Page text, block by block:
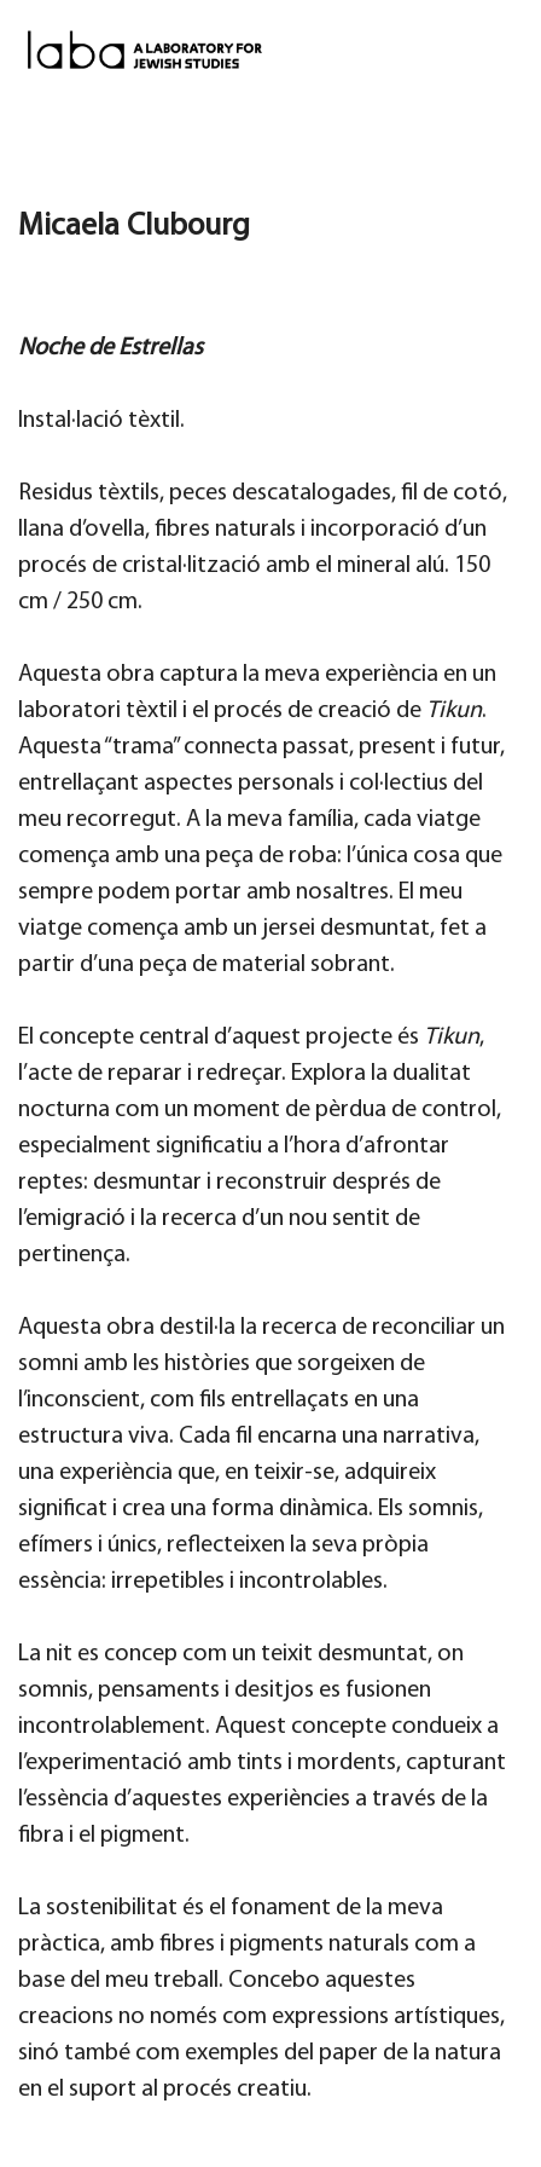
Micaela Clubourg
Noche de Estrellas
Instal·lació tèxtil.
Residus tèxtils, peces descatalogades, fil de cotó,
llana d’ovella, fibres naturals i incorporació d’un
procés de cristal·lització amb el mineral alú. 150
cm / 250 cm.
Aquesta obra captura la meva experiència en un
laboratori tèxtil i el procés de creació de Tikun.
Aquesta “trama” connecta passat, present i futur,
entrellaçant aspectes personals i col·lectius del
meu recorregut. A la meva família, cada viatge
comença amb una peça de roba: l’única cosa que
sempre podem portar amb nosaltres. El meu
viatge comença amb un jersei desmuntat, fet a
partir d’una peça de material sobrant.
El concepte central d’aquest projecte és Tikun,
l’acte de reparar i redreçar. Explora la dualitat
nocturna com un moment de pèrdua de control,
especialment significatiu a l’hora d’afrontar
reptes: desmuntar i reconstruir després de
l’emigració i la recerca d’un nou sentit de
pertinença.
Aquesta obra destil·la la recerca de reconciliar un
somni amb les històries que sorgeixen de
l’inconscient, com fils entrellaçats en una
estructura viva. Cada fil encarna una narrativa,
una experiència que, en teixir-se, adquireix
significat i crea una forma dinàmica. Els somnis,
efímers i únics, reflecteixen la seva pròpia
essència: irrepetibles i incontrolables.
La nit es concep com un teixit desmuntat, on
somnis, pensaments i desitjos es fusionen
incontrolablement. Aquest concepte condueix a
l’experimentació amb tints i mordents, capturant
l’essència d’aquestes experiències a través de la
fibra i el pigment.
La sostenibilitat és el fonament de la meva
pràctica, amb fibres i pigments naturals com a
base del meu treball. Concebo aquestes
creacions no només com expressions artístiques,
sinó també com exemples del paper de la natura
en el suport al procés creatiu.